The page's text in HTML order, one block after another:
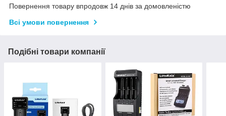
Повернення товару впродовж 14 днів за домовленістю
Всі умови повернення
Подібні товари компанії